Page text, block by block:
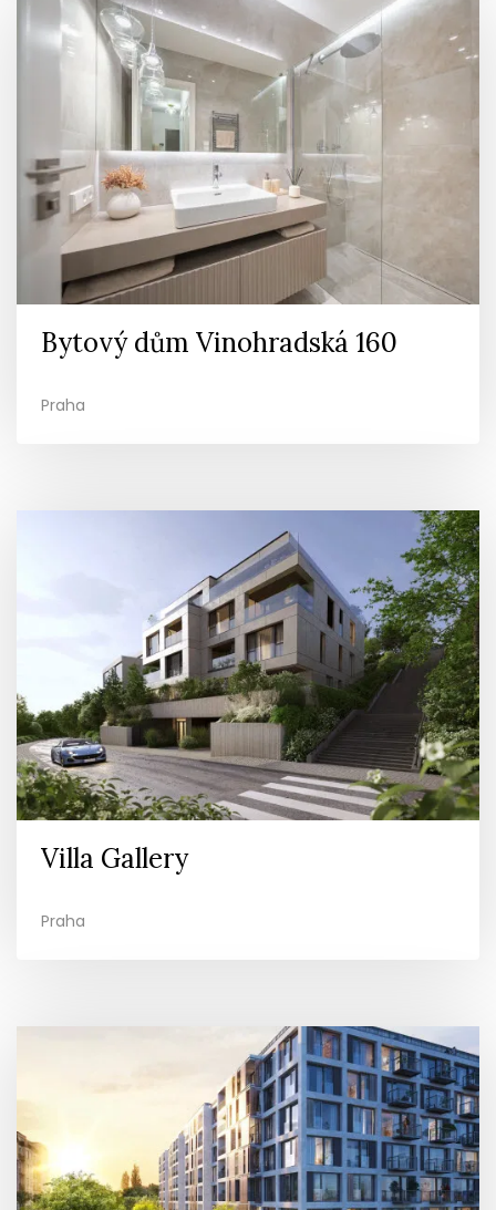
Bytový dům Vinohradská 160
Praha
Villa Gallery
Praha